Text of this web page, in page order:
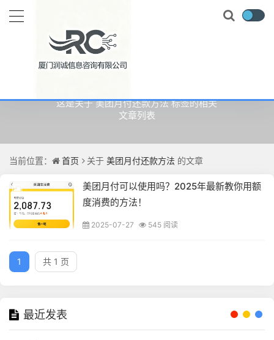
关于美团月付还款方法
这是关于 美团月付还款方法 标签的相关
文章列表
当前位置： 首页 关于 美团月付还款方法 的文章
美团月付可以使用吗？2025年最新教你用额
度消费的方法！
2025-07-27 545 阅读
1 共 1 页
最近发表